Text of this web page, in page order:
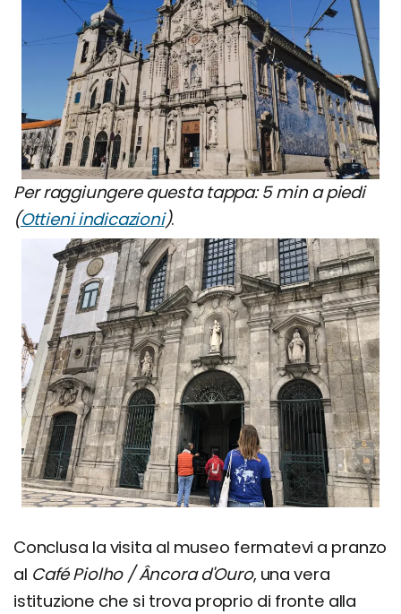
Per raggiungere questa tappa: 5 min a piedi
(Ottieni indicazioni).
Conclusa la visita al museo fermatevi a pranzo
al Café Piolho / Âncora d'Ouro, una vera
istituzione che si trova proprio di fronte alla